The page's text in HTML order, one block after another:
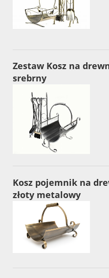
Zestaw Kosz na
srebrny
Kosz pojemnik na
złoty metalowy